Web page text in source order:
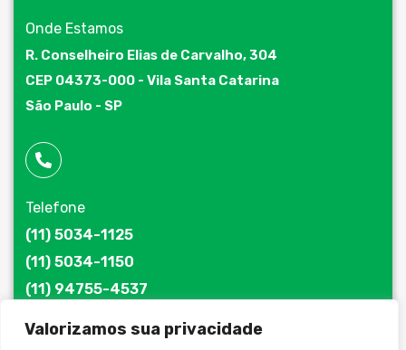
Valorizamos sua privacidade
Onde Estamos
R. Conselheiro Elias de Carvalho, 304
CEP 04373-000 - Vila Santa Catarina
São Paulo - SP
Telefone
(11) 5034-1125
(11) 5034-1150
(11) 94755-4537